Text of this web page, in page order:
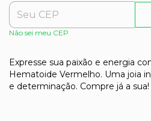
Não sei meu CEP
Expresse sua paixão e energia
Hematoide Vermelho. Uma joia
e determinação. Compre já a sua!